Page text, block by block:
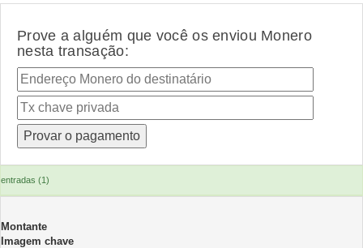
Prove a alguém que você os enviou Monero
nesta transação:
entradas (1)
Montante
Imagem chave